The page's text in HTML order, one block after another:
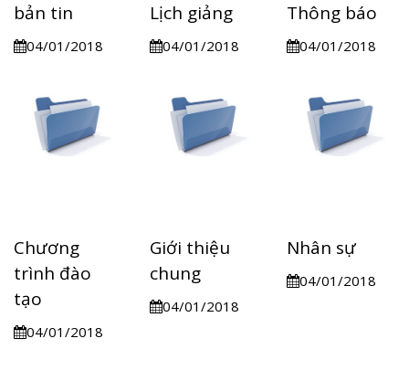
bản tin
04/01/2018
Lịch giảng
04/01/2018
Thông báo
04/01/2018
Chương
trình đào
tạo
04/01/2018
Giới thiệu
chung
04/01/2018
Nhân sự
04/01/2018